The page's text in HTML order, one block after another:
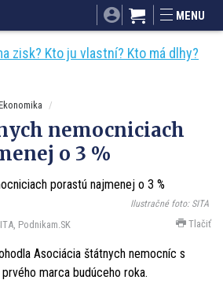
Mnamky-recepty.sk
MENU
zisk? Kto ju vlastní? Kto má dlhy?
nemocniciach
o 3 %
Ilustračné foto: SITA
Podnikam.SK Tlačiť
Asociácia štátnych nemocníc s
marca budúceho roka.